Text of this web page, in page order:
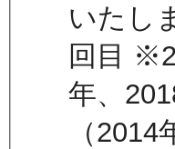
いたし
回目
年、
（